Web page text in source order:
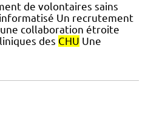
de volontaires sains
Un recrutement
collaboration étroite
des CHU Une